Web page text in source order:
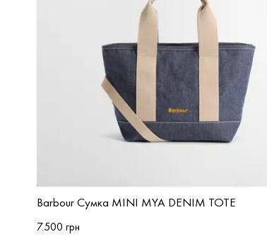
Barbour Сумка MINI MYA DENIM TOTE
7.500 грн